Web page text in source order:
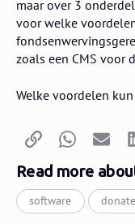
maar over 3
voor welke
zoals een CMS voor
Welke voordelen
Copy linkWhatsappEmail
Read more
software